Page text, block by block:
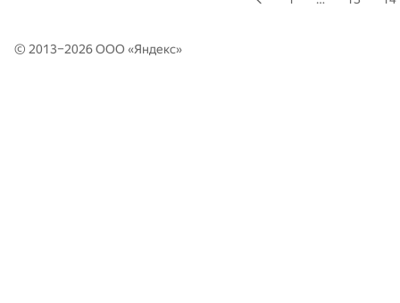
© 2013–2026 ООО «Яндекс»